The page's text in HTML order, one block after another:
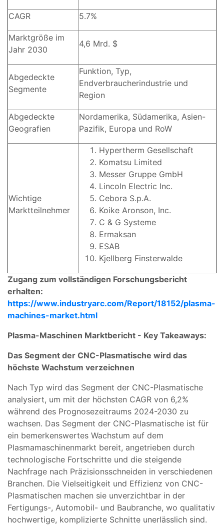
CAGR 5.7%
Marktgröße im
Jahr 2030
4,6 Mrd. $
Abgedeckte
Segmente
Funktion, Typ,
Endverbraucherindustrie und
Region
Abgedeckte
Geografien
Nordamerika, Südamerika, Asien-
Pazifik, Europa und RoW
Wichtige
Marktteilnehmer
Hypertherm Gesellschaft
Komatsu Limited
Messer Gruppe GmbH
Lincoln Electric Inc.
Cebora S.p.A.
Koike Aronson, Inc.
C & G Systeme
Ermaksan
ESAB
Kjellberg Finsterwalde
Zugang zum vollständigen Forschungsbericht
erhalten:
https://www.industryarc.com/Report/18152/plasma-
machines-market.html
Plasma-Maschinen Marktbericht - Key Takeaways:
Das Segment der CNC-Plasmatische wird das
höchste Wachstum verzeichnen
Nach Typ wird das Segment der CNC-Plasmatische
analysiert, um mit der höchsten CAGR von 6,2%
während des Prognosezeitraums 2024-2030 zu
wachsen. Das Segment der CNC-Plasmatische ist für
ein bemerkenswertes Wachstum auf dem
Plasmamaschinenmarkt bereit, angetrieben durch
technologische Fortschritte und die steigende
Nachfrage nach Präzisionsschneiden in verschiedenen
Branchen. Die Vielseitigkeit und Effizienz von CNC-
Plasmatischen machen sie unverzichtbar in der
Fertigungs-, Automobil- und Baubranche, wo qualitativ
hochwertige, komplizierte Schnitte unerlässlich sind.